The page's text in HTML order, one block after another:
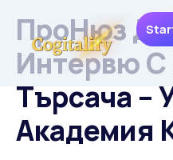
ПроНюз
Интервю С
Търсача –
Академия